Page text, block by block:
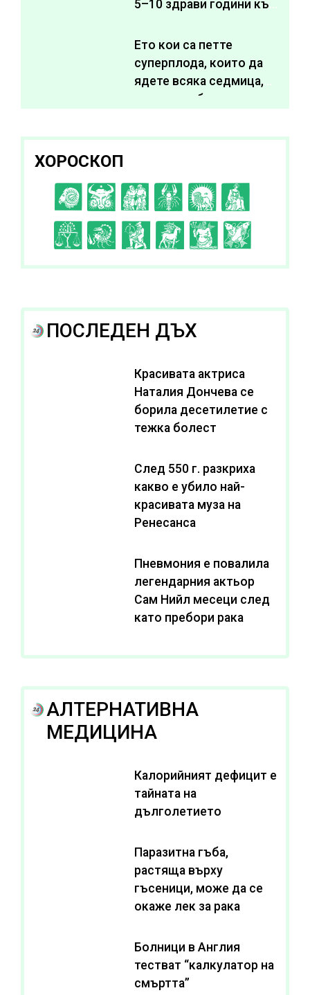
5–10 здрави години към
Ето кои са петте
суперплода, които да
ядете всяка седмица,
за да подобрите
ХОРОСКОП
C D EFGH
I J K L A B
ПОСЛЕДЕН ДЪХ
Красивата актриса
Наталия Дончева се
борила десетилетие с
тежка болест
След 550 г. разкриха
какво е убило най-
красивата муза на
Ренесанса
Пневмония е повалила
легендарния актьор
Сам Нийл месеци след
като пребори рака
АЛТЕРНАТИВНА
МЕДИЦИНА
Калорийният дефицит е
тайната на
дълголетието
Паразитна гъба,
растяща върху
гъсеници, може да се
окаже лек за рака
Болници в Англия
тестват “калкулатор на
смъртта”